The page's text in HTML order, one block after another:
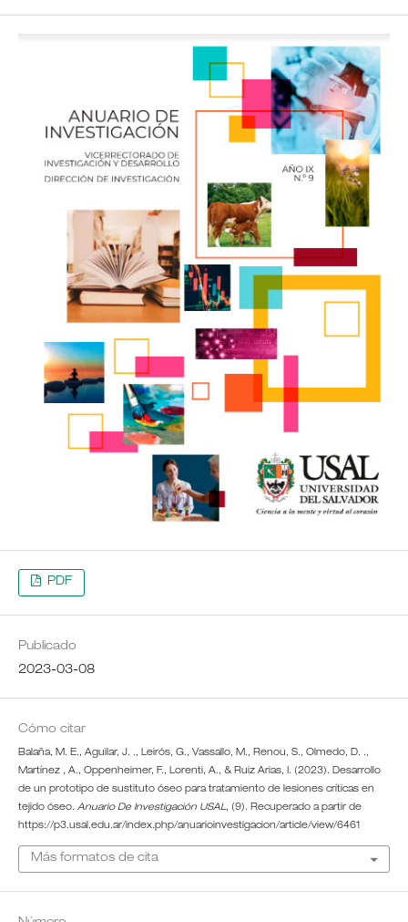
PDF
Publicado
2023-03-08
Cómo citar
Balaña, M. E., Aguilar, J. ., Leirós, G., Vassallo, M., Renou, S., Olmedo, D. .,
Martínez , A., Oppenheimer, F., Lorenti, A., & Ruiz Arias, I. (2023). Desarrollo
de un prototipo de sustituto óseo para tratamiento de lesiones críticas en
tejido óseo. Anuario De Investigación USAL, (9). Recuperado a partir de
https://p3.usal.edu.ar/index.php/anuarioinvestigacion/article/view/6461
Más formatos de cita